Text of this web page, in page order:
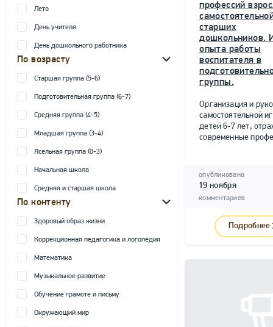
Лето
День учителя
День дошкольного работника
По возрасту
Старшая группа (5-6)
Подготовительная группа (6-7)
Средняя группа (4-5)
Младшая группа (3-4)
Ясельная группа (0-3)
Начальная школа
Средняя и старшая школа
По контенту
Здоровый образ жизни
Коррекционная педагогика и логопедия
Математика
Музыкальное развитие
Обучение грамоте и письму
Окружающий мир
профессий
старших
дошкольников.
опыта работы
воспитателя в
группы.
Организация и
самостоятельной
детей 6-7 лет,
современные
опубликовано
19 ноября
комментариев
Подробнее